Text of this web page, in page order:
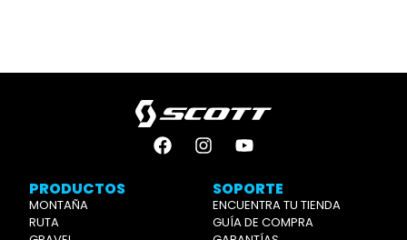
PRODUCTOS
MONTAÑA
RUTA
SOPORTE
ENCUENTRA TU TIENDA
GUÍA DE COMPRA